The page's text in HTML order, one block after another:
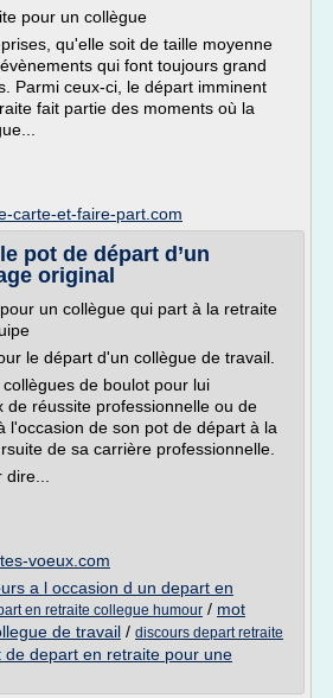
pour un collègue
qu'elle soit de taille moyenne
qui font toujours grand
Parmi ceux-ci, le départ imminent
fait partie des moments où la
carte-et-faire-part.com
pot de départ d’un
original
un collègue qui part à la retraite
le départ d'un collègue de travail.
de boulot pour lui
de réussite professionnelle ou de
l'occasion de son pot de départ à la
de sa carrière professionnelle.
voeux.com
a l occasion d un depart en
en retraite collegue humour / mot
de travail / discours depart retraite
de depart en retraite pour une